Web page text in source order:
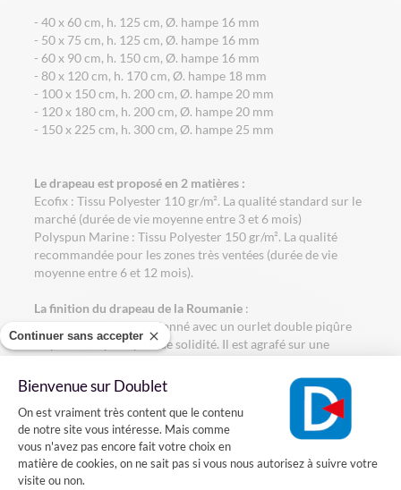
Continuer sans accepter
Bienvenue sur Doublet
Plateforme de Gestion du
On est vraiment très content que le contenu
de notre site vous intéresse. Mais comme
vous n'avez pas encore fait votre choix en
matière de cookies, on ne sait pas si vous nous autorisez à suivre votre
visite ou non.
- 40 x 60 cm, h. 125 cm, Ø. hampe 16 mm
- 50 x 75 cm, h. 125 cm, Ø. hampe 16 mm
- 60 x 90 cm, h. 150 cm, Ø. hampe 16 mm
- 80 x 120 cm, h. 170 cm, Ø. hampe 18 mm
- 100 x 150 cm, h. 200 cm, Ø. hampe 20 mm
- 120 x 180 cm, h. 200 cm, Ø. hampe 20 mm
- 150 x 225 cm, h. 300 cm, Ø. hampe 25 mm
Le drapeau est proposé en 2 matières :
Ecofix : Tissu Polyester 110 gr/m². La qualité standard sur le
marché (durée de vie moyenne entre 3 et 6 mois)
Polyspun Marine : Tissu Polyester 150 gr/m². La qualité
recommandée pour les zones très ventées (durée de vie
moyenne entre 6 et 12 mois).
La finition du drapeau de la Roumanie :
Le drapeau est confectionné avec un ourlet double piqûre
au pourtour pour plus de solidité. Il est agrafé sur une
Comment installer le drapeau de la Roumanie sur une
façade?
Vous voulez installer un drapeau roumain sur votre façade?
Rien de plus simple, il suffit fixer sur votre mur un porte-
drapeaux en acier dans lequel vous pourrez introduire la